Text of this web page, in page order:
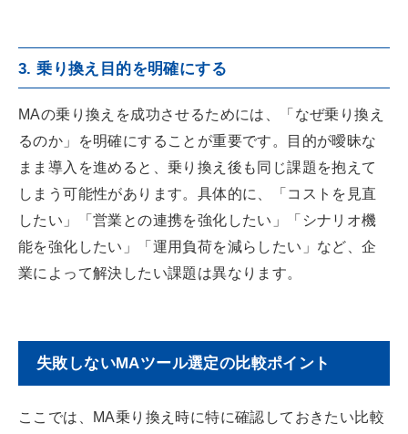
3. 乗り換え目的を明確にする
MAの乗り換えを成功させるためには、「なぜ乗り換え
るのか」を明確にすることが重要です。目的が曖昧な
まま導入を進めると、乗り換え後も同じ課題を抱えて
しまう可能性があります。具体的に、「コストを見直
したい」「営業との連携を強化したい」「シナリオ機
能を強化したい」「運用負荷を減らしたい」など、企
業によって解決したい課題は異なります。
失敗しないMAツール選定の比較ポイント
ここでは、MA乗り換え時に特に確認しておきたい比較